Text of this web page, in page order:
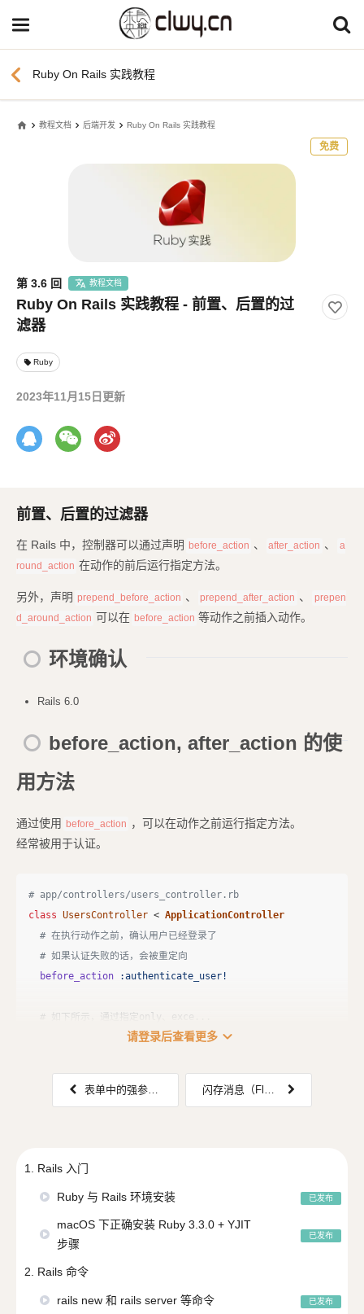
chevron_left Ruby On Rails 实践教程
home 教程文档 后端开发 Ruby On Rails 实践教程
免费
第 3.6 回 教程文档
Ruby On Rails 实践教程 - 前置、后置的过
滤器
local_offer Ruby
2023年11月15日更新
前置、后置的过滤器
在 Rails 中，控制器可以通过声明 before_action 、 after_action 、
a
round_action 在动作的前后运行指定方法。
另外，声明 prepend_before_action 、 prepend_after_action 、
prepen
d_around_action 可以在 before_action 等动作之前插入动作。
环境确认
Rails 6.0
before_action, after_action 的使
用方法
通过使用 before_action ，可以在动作之前运行指定方法。
经常被用于认证。
# app/controllers/users_controller.rb
class UsersController < ApplicationController
# 在执行动作之前，确认用户已经登录了
# 如果认证失败的话，会被重定向
before_action
:authenticate_user!
# 如下所示，通过指定only、exce...
请登录后查看更多 expand_more
1. Rails 入门
Ruby 与 Rails 环境安装 已发布
macOS 下正确安装 Ruby 3.3.0 + YJIT
步骤
已发布
2. Rails 命令
rails new 和 rails server 等命令 已发布